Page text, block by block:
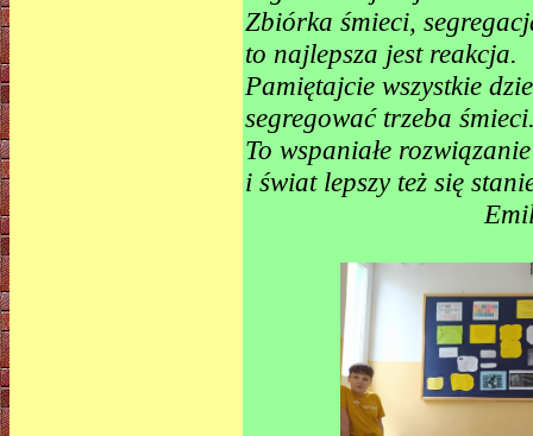
Zbiórka śmieci,
to najlepsza jest reakcja.
Pamiętajcie wszystkie
segregować trzeba
To wspaniałe rozwiązanie
i świat lepszy też się